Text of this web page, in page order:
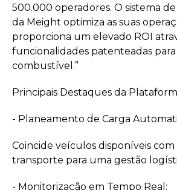
500.000 operadores. O sistema
da Meight optimiza as suas
proporciona um elevado ROI
funcionalidades patenteadas
combustível.”
Principais Destaques da
- Planeamento de Carga
Coincide veículos disponíveis
transporte para uma gestão
- Monitorização em Tempo Real: